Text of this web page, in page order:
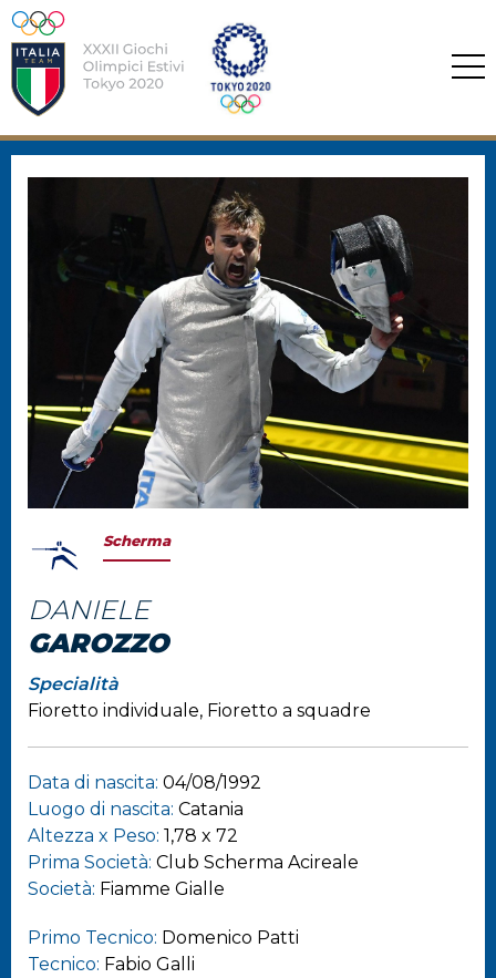
Scherma
DANIELE
GAROZZO
Specialità
Fioretto individuale, Fioretto a squadre
Data di nascita: 04/08/1992
Luogo di nascita: Catania
Altezza x Peso: 1,78 x 72
Prima Società: Club Scherma Acireale
Società: Fiamme Gialle
Primo Tecnico: Domenico Patti
Tecnico: Fabio Galli